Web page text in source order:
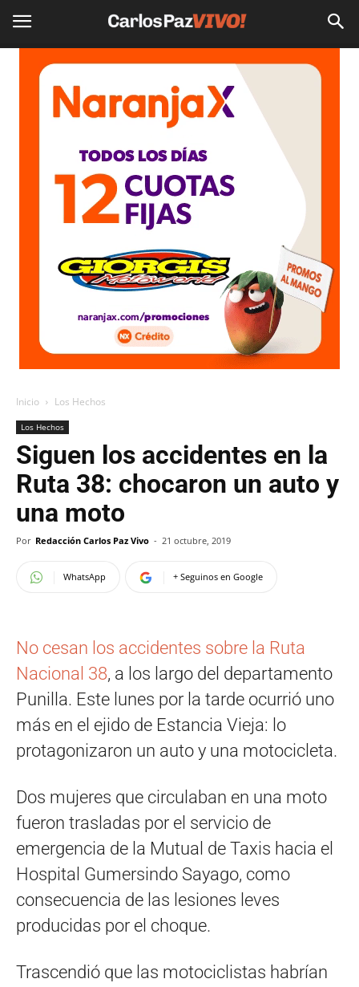
Inicio Los Hechos
Los Hechos
Siguen los accidentes en la
Ruta 38: chocaron un auto y
una moto
Por Redacción Carlos Paz Vivo - 21 octubre, 2019
WhatsApp + Seguinos en Google
No cesan los accidentes sobre la Ruta
Nacional 38, a los largo del departamento
Punilla. Este lunes por la tarde ocurrió uno
más en el ejido de Estancia Vieja: lo
protagonizaron un auto y una motocicleta.
Dos mujeres que circulaban en una moto
fueron trasladas por el servicio de
emergencia de la Mutual de Taxis hacia el
Hospital Gumersindo Sayago, como
consecuencia de las lesiones leves
producidas por el choque.
Trascendió que las motociclistas habrían